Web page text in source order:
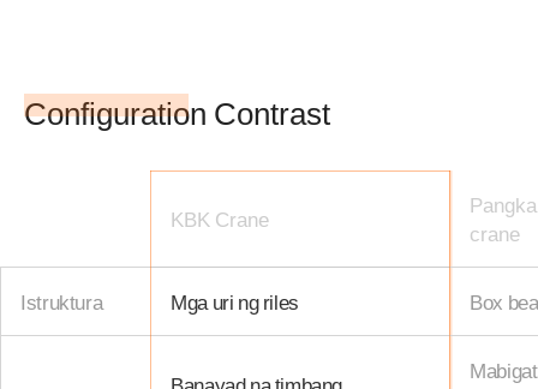
Configuration Contrast
KBK Crane
crane
Istruktura Mga uri ng riles Box